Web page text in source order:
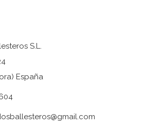
S.L.
España